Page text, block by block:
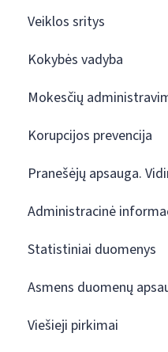
Veiklos sritys
Kokybės vadyba
Mokesčių
Korupcijos prevencija
Pranešėjų apsauga.
Administracinė
Statistiniai duomenys
Asmens duomenų
Viešieji pirkimai